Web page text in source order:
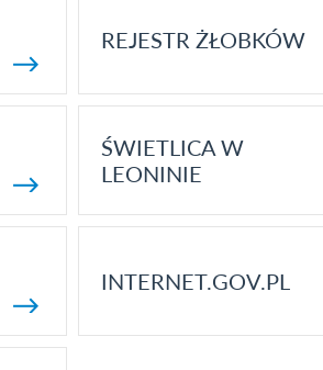
REJESTR ŻŁOBKÓW
ŚWIETLICA W
LEONINIE
INTERNET.GOV.PL